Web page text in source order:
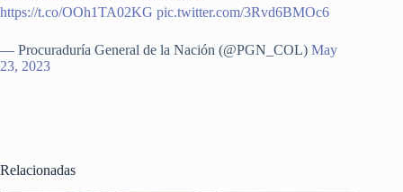
https://t.co/OOh1TA02KG pic.twitter.com/3Rvd6BMOc6
— Procuraduría General de la Nación (@PGN_COL) May
23, 2023
Relacionadas